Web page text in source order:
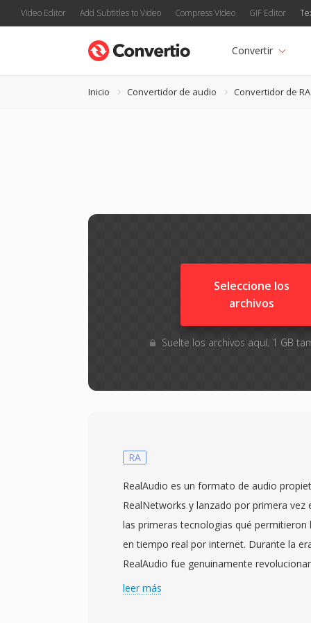
Video Editor Add Subtitles to Video Compress Video GIF Editor
Convertir
Inicio Convertidor de audio Convertidor de RA
Seleccione los
archivos
Suelte los archivos aquí. 1 GB
RA
RealAudio es un formato de audio
RealNetworks y lanzado por primera vez
las primeras tecnologias qué permitieron
en tiempo real por internet. Durante la
RealAudio fue genuinamente
usuarios escuchar audio mientras se
leer más